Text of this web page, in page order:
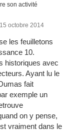
son activité
octobre 2014
les feuilletons
10.
historiques avec
Ayant lu le
fait
exemple un
on y pense,
vraiment dans le